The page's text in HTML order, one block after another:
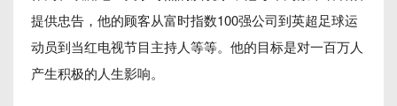
提供忠告，他的顾客从富时指数100强公司到英超足球运
动员到当红电视节目主持人等等。他的目标是对一百万人
产生积极的人生影响。